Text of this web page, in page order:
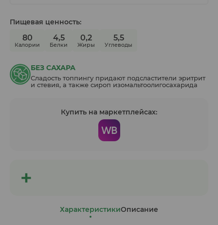
Пищевая ценность:
80
Калории
4,5
Белки
0,2
Жиры
5,5
Углеводы
БЕЗ САХАРА
Сладость топпингу придают подсластители эритрит
и стевия, а также сироп изомальтоолигосахарида
Купить на маркетплейсах:
ХарактеристикиОписание